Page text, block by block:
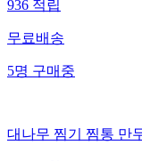
936적립
무료배송
5명구매중
대나무 찜기 찜통 만